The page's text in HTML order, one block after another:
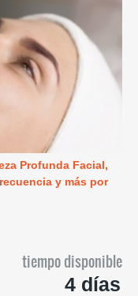
Profunda Facial,
y más por
tiempo disponible
4 días